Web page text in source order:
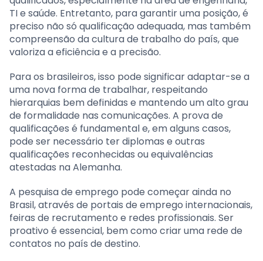
TI e saúde. Entretanto, para garantir uma posição, é
preciso não só qualificação adequada, mas também
compreensão da cultura de trabalho do país, que
valoriza a eficiência e a precisão.
Para os brasileiros, isso pode significar adaptar-se a
uma nova forma de trabalhar, respeitando
hierarquias bem definidas e mantendo um alto grau
de formalidade nas comunicações. A prova de
qualificações é fundamental e, em alguns casos,
pode ser necessário ter diplomas e outras
qualificações reconhecidas ou equivalências
atestadas na Alemanha.
A pesquisa de emprego pode começar ainda no
Brasil, através de portais de emprego internacionais,
feiras de recrutamento e redes profissionais. Ser
proativo é essencial, bem como criar uma rede de
contatos no país de destino.